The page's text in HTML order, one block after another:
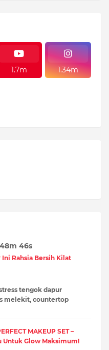
1.7m 1.34m
48m 45s
Rahsia Bersih Kilat
tengok dapur
melekit, countertop
MAKEUP SET –
Untuk Glow Maksimum!